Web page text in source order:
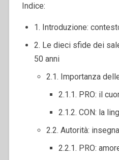
Indice:
1. Introduzione:
2. Le dieci sfide dei
50 anni
2.1. Importanza
2.1.1. PRO: il
2.1.2. CON: la
2.2. Autorità:
2.2.1. PRO: